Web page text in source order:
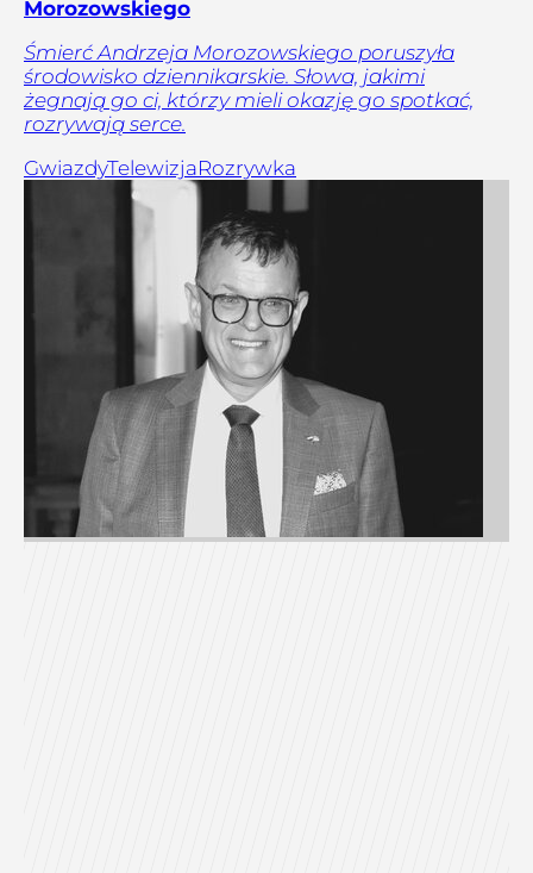
Morozowskiego
Śmierć Andrzeja Morozowskiego poruszyła
środowisko dziennikarskie. Słowa, jakimi
żegnają go ci, którzy mieli okazję go spotkać,
rozrywają serce.
GwiazdyTelewizjaRozrywka